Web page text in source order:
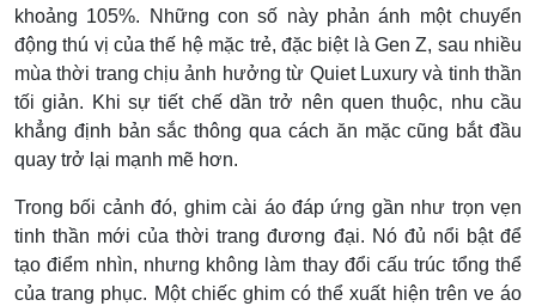
khoảng 105%. Những con số này phản ánh một chuyển
động thú vị của thế hệ mặc trẻ, đặc biệt là Gen Z, sau nhiều
mùa thời trang chịu ảnh hưởng từ Quiet Luxury và tinh thần
tối giản. Khi sự tiết chế dần trở nên quen thuộc, nhu cầu
khẳng định bản sắc thông qua cách ăn mặc cũng bắt đầu
quay trở lại mạnh mẽ hơn.
Trong bối cảnh đó, ghim cài áo đáp ứng gần như trọn vẹn
tinh thần mới của thời trang đương đại. Nó đủ nổi bật để
tạo điểm nhìn, nhưng không làm thay đổi cấu trúc tổng thể
của trang phục. Một chiếc ghim có thể xuất hiện trên ve áo